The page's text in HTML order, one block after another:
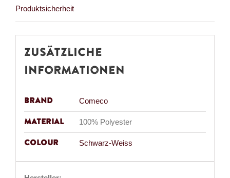
Produktsicherheit
Zusätzliche
Informationen
Brand Comeco
Material 100% Polyester
Colour Schwarz-Weiss